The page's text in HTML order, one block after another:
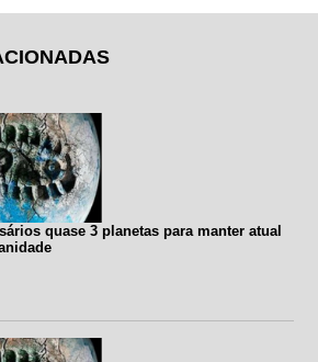
quase 3 planetas para manter atual